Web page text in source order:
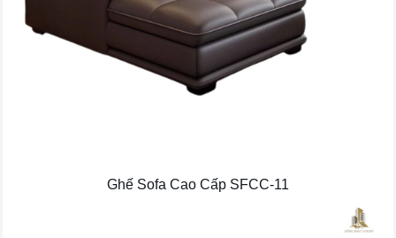
Ghế Sofa Cao Cấp SFCC-11